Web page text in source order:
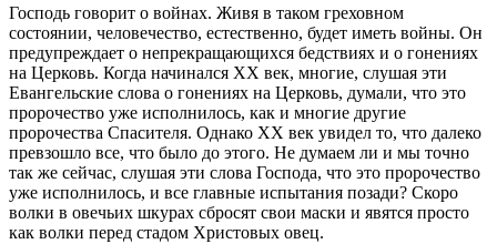
Господь говорит о войнах. Живя в таком греховном
состоянии, человечество, естественно, будет иметь войны. Он
предупреждает о непрекращающихся бедствиях и о гонениях
на Церковь. Когда начинался ХХ век, многие, слушая эти
Евангельские слова о гонениях на Церковь, думали, что это
пророчество уже исполнилось, как и многие другие
пророчества Спасителя. Однако ХХ век увидел то, что далеко
превзошло все, что было до этого. Не думаем ли и мы точно
так же сейчас, слушая эти слова Господа, что это пророчество
уже исполнилось, и все главные испытания позади? Скоро
волки в овечьих шкурах сбросят свои маски и явятся просто
как волки перед стадом Христовых овец.